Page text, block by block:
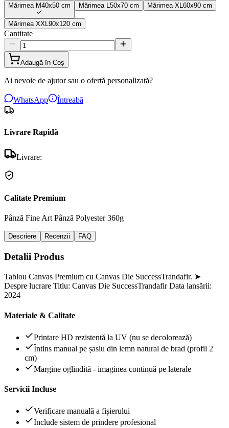
Mărimea M40x50 cm Mărimea 50x70 cm Mărimea XL 60x90 cm
Mărimea XXL 90x120 cm
Cantitate
Adaugă în Coș
Ai nevoie de ajutor sau o ofertă personalizată?
WhatsApp Întreabă
Livrare Rapidă
Livrare:
Calitate Premium
Pânză Fine Art Pânză Polyester 360g
Descriere Recenzii FAQ
Detalii Produs
Tablou Canvas Premium cu Canvas Die SuccessTrandafir. ➤
Despre lucrare Titlu: Canvas Die SuccessTrandafir Data lansării:
2024
Materiale & Calitate
Printare HD rezistentă la UV (nu se decolorează)
Întins manual pe șasiu din lemn natural de brad (profil 2
cm)
Margine oglindită - imaginea continuă pe laterale
Servicii Incluse
Verificare manuală a fișierului
Include sistem de prindere profesional